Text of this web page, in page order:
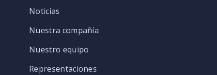
Noticias
Nuestra compañía
Nuestro equipo
Representaciones